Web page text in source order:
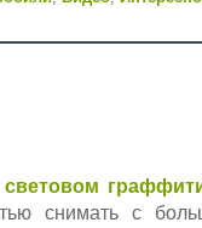
световом
снимать с